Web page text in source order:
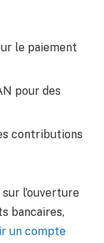
le paiement
pour des
contributions
l’ouverture
bancaires,
un compte